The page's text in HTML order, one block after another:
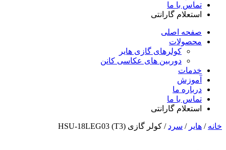
تماس با ما
استعلام گارانتی
صفحه اصلی
محصولات
کولرهای گازی هایر
دوربین های عکاسی کانن
خدمات
آموزش
درباره ما
تماس با ما
استعلام گارانتی
خانه / هایر / سرد / کولر گازی HSU-18LEG03 (T3)